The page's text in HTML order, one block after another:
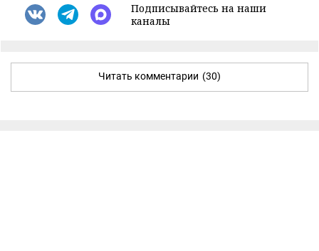
Подписывайтесь на наши
каналы
Читать комментарии (30)